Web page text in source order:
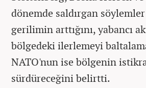
dönemde saldırgan
gerilimin arttığını, yabancı
bölgedeki ilerlemeyi
NATO'nun ise bölgenin
sürdüreceğini belirtti.